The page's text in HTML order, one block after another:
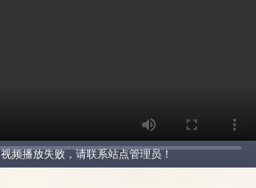
视频播放失败，请联系站点管理员！